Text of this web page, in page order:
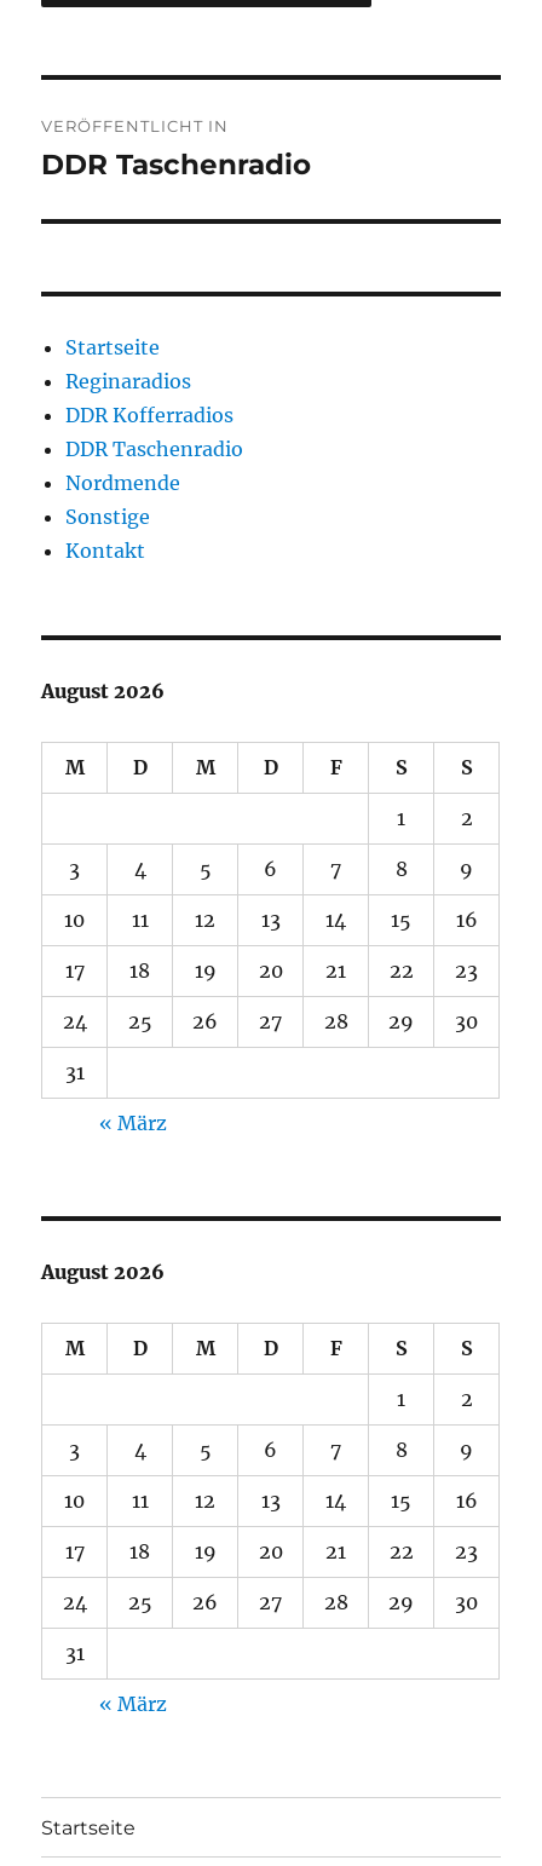
VERÖFFENTLICHT IN
DDR Taschenradio
Startseite
Reginaradios
DDR Kofferradios
DDR Taschenradio
Nordmende
Sonstige
Kontakt
August 2026
M D M D F S S
1 2
3 4 5 6 7 8 9
10 11 12 13 14 15 16
17 18 19 20 21 22 23
24 25 26 27 28 29 30
31
« März
August 2026
M D M D F S S
1 2
3 4 5 6 7 8 9
10 11 12 13 14 15 16
17 18 19 20 21 22 23
24 25 26 27 28 29 30
31
« März
Startseite